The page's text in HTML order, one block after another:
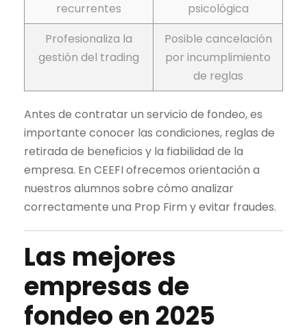
recurrentes
psicológica
Profesionaliza la
gestión del trading
Posible cancelación
por incumplimiento
de reglas
Antes de contratar un servicio de fondeo, es
importante conocer las condiciones, reglas de
retirada de beneficios y la fiabilidad de la
empresa. En CEEFI ofrecemos orientación a
nuestros alumnos sobre cómo analizar
correctamente una Prop Firm y evitar fraudes.
Las mejores
empresas de
fondeo en 2025